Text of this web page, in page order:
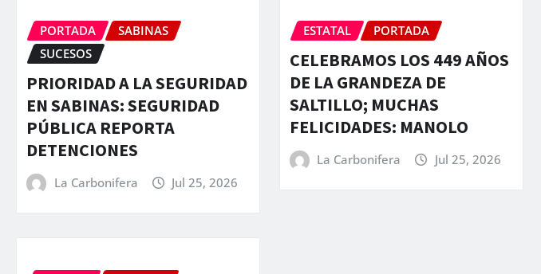
PORTADA
SABINAS
SUCESOS
PRIORIDAD A LA SEGURIDAD
EN SABINAS: SEGURIDAD
PÚBLICA REPORTA
DETENCIONES
La Carbonifera Jul 25, 2026
ESTATAL PORTADA
CELEBRAMOS LOS 449 AÑOS
DE LA GRANDEZA DE
SALTILLO; MUCHAS
FELICIDADES: MANOLO
La Carbonifera Jul 25, 2026